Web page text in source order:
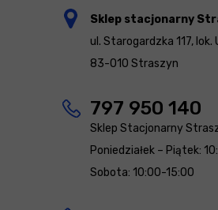
Sklep stacjonarny
ul. Starogardzka 117, lok.
83-010 Straszyn
797 950 140
Sklep Stacjonarny
Poniedziałek – Piątek:
Sobota: 10:00-15:00